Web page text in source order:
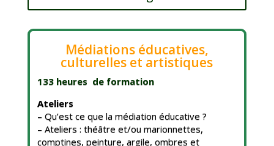
Médiations éducatives,
culturelles et artistiques
133 heures de formation
Ateliers
– Qu’est ce que la médiation éducative ?
– Ateliers : théâtre et/ou marionnettes,
comptines, peinture, argile, ombres et